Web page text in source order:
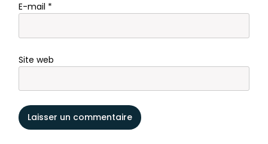
E-mail *
Site web